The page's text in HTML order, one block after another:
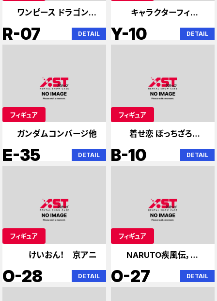
ワンピース ドラゴンボ
ール 専門
R-07 DETAIL
キャラクターフィギュ
ア 色々
Y-10 DETAIL
フィギュア
ガンダムコンバージ他
E-35 DETAIL
フィギュア
着せ恋 ぼっちざろっく
初音ミク
B-10 DETAIL
フィギュア
けいおん！ 京アニ
O-28 DETAIL
フィギュア
NARUTO疾風伝，シュ
タインズゲート
O-27 DETAIL